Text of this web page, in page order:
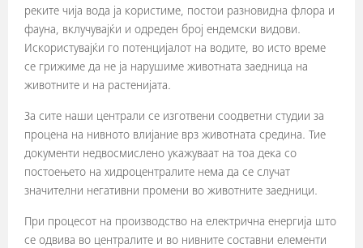
реките чија вода ја користиме, постои разновидна флора и
фауна, вклучувајќи и одреден број ендемски видови.
Искористувајќи го потенцијалот на водите, во исто време
се грижиме да не ја нарушиме животната заедница на
животните и на растенијата.
За сите наши централи се изготвени соодветни студии за
процена на нивното влијание врз животната средина. Тие
документи недвосмислено укажуваат на тоа дека со
постоењето на хидроцентралите нема да се случат
значителни негативни промени во животните заедници.
При процесот на производство на електрична енергија што
се одвива во централите и во нивните составни елементи